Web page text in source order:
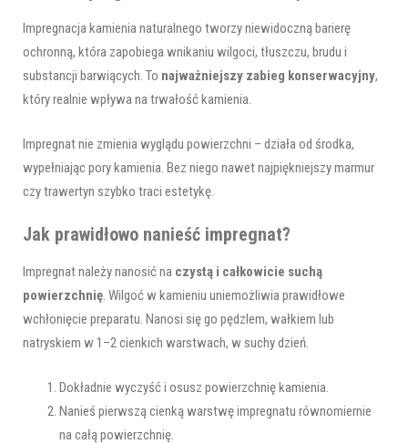
Impregnacja kamienia naturalnego tworzy niewidoczną barierę
ochronną, która zapobiega wnikaniu wilgoci, tłuszczu, brudu i
substancji barwiących. To najważniejszy zabieg konserwacyjny,
który realnie wpływa na trwałość kamienia.
Impregnat nie zmienia wyglądu powierzchni – działa od środka,
wypełniając pory kamienia. Bez niego nawet najpiękniejszy marmur
czy trawertyn szybko traci estetykę.
Jak prawidłowo nanieść impregnat?
Impregnat należy nanosić na czystą i całkowicie suchą
powierzchnię. Wilgoć w kamieniu uniemożliwia prawidłowe
wchłonięcie preparatu. Nanosi się go pędzlem, wałkiem lub
natryskiem w 1–2 cienkich warstwach, w suchy dzień.
Dokładnie wyczyść i osusz powierzchnię kamienia.
Nanieś pierwszą cienką warstwę impregnatu równomiernie
na całą powierzchnię.